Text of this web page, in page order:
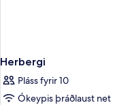
Herbergi
Pláss fyrir 10
Ókeypis þráðlaust net